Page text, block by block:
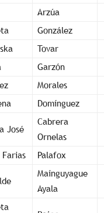
Arzúa
González
Tovar
Garzón
Morales
Domínguez
José
Cabrera
Ornelas
Palafox
Mainguyague
Ayala